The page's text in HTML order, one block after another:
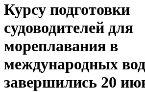
Курсу подготовки
судоводителей для
мореплавания в
международных
завершились 20